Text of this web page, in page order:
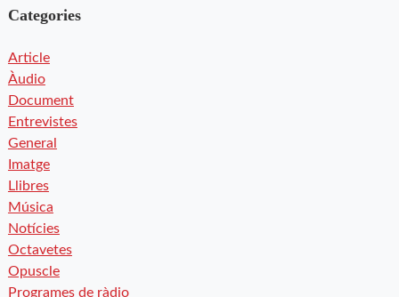
Categories
Article
Àudio
Document
Entrevistes
General
Imatge
Llibres
Música
Notícies
Octavetes
Opuscle
Programes de ràdio